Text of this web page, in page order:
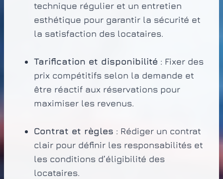
technique régulier et un entretien
esthétique pour garantir la sécurité et
la satisfaction des locataires.
Tarification et disponibilité : Fixer des
prix compétitifs selon la demande et
être réactif aux réservations pour
maximiser les revenus.
Contrat et règles : Rédiger un contrat
clair pour définir les responsabilités et
les conditions d’éligibilité des
locataires.